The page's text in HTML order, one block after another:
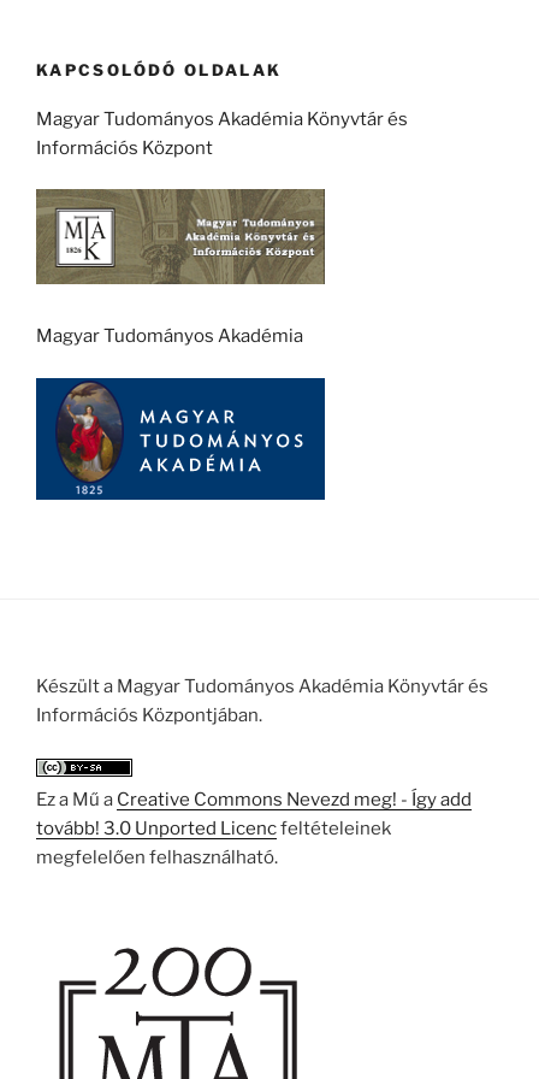
KAPCSOLÓDÓ OLDALAK
Magyar Tudományos Akadémia Könyvtár és
Információs Központ
Magyar Tudományos Akadémia
Készült a Magyar Tudományos Akadémia Könyvtár és
Információs Központjában.
Ez a Mű a Creative Commons Nevezd meg! - Így add
tovább! 3.0 Unported Licencfeltételeinek
megfelelően felhasználható.